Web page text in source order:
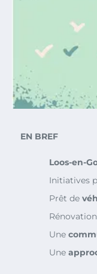
EN BREF
Loos-en-
Initiatives
Prêt de
Une
Une